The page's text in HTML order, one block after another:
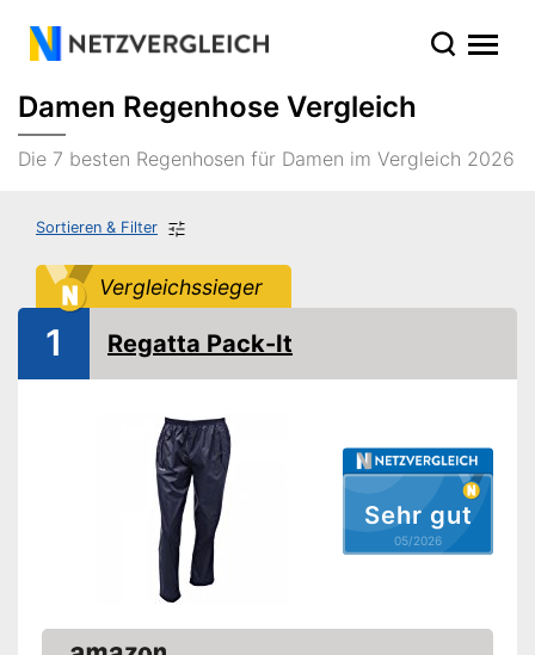
Damen Regenhose Vergleich
Die 7 besten Regenhosen für Damen im Vergleich 2026
Sortieren & Filter
Vergleichssieger
Sehr gut
05/2026
1 Regatta Pack-It